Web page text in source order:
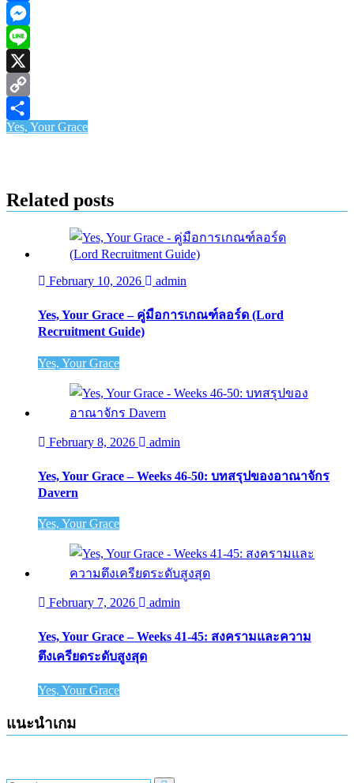
Facebook
Messenger
Line
X
Copy
Link
Share
Yes, Your Grace
Related posts
February 10, 2026 admin
Yes, Your Grace – คู่มือการเกณฑ์ลอร์ด (Lord
Recruitment Guide)
Yes, Your Grace
February 8, 2026 admin
Yes, Your Grace – Weeks 46-50: บทสรุปของอาณาจักร
Davern
Yes, Your Grace
February 7, 2026 admin
Yes, Your Grace – Weeks 41-45: สงครามและความ
ตึงเครียดระดับสูงสุด
Yes, Your Grace
แนะนำเกม